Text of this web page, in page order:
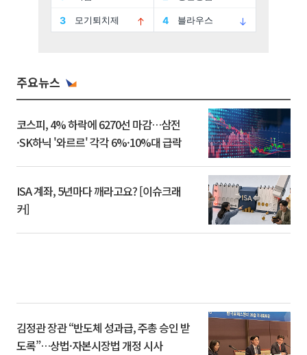
주요뉴스
코스피, 4% 하락에 6270선 마감…삼전
·SK하닉 '와르르' 각각 6%·10%대 급락
ISA 계좌, 5년마다 깨라고요? [이슈크래
커]
김정관 장관 “반도체 성과급, 주총 승인 받
도록”…상법·자본시장법 개정 시사